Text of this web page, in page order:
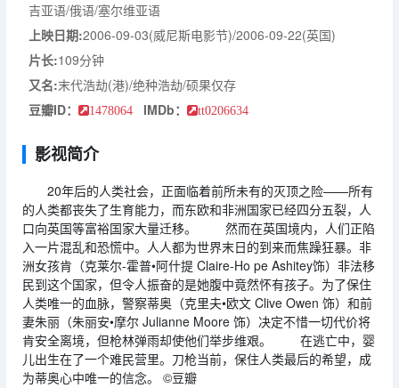
吉亚语/俄语/塞尔维亚语
上映日期:2006-09-03(威尼斯电影节)/2006-09-22(英国)
片长:109分钟
又名:末代浩劫(港)/绝种浩劫/硕果仅存
豆瓣ID：
1478064 IMDb： tt0206634
影视简介
20年后的人类社会，正面临着前所未有的灭顶之险——所有
的人类都丧失了生育能力，而东欧和非洲国家已经四分五裂，人
口向英国等富裕国家大量迁移。 然而在英国境内，人们正陷
入一片混乱和恐慌中。人人都为世界末日的到来而焦躁狂暴。非
洲女孩肯（克莱尔-霍普•阿什提 Claire-Ho pe Ashitey饰）非法移
民到这个国家，但令人振奋的是她腹中竟然怀有孩子。为了保住
人类唯一的血脉，警察蒂奥（克里夫•欧文 Clive Owen 饰）和前
妻朱丽（朱丽安•摩尔 Julianne Moore 饰）决定不惜一切代价将
肯安全离境，但枪林弹雨却使他们举步维艰。 在逃亡中，婴
儿出生在了一个难民营里。刀枪当前，保住人类最后的希望，成
为蒂奥心中唯一的信念。 ©豆瓣